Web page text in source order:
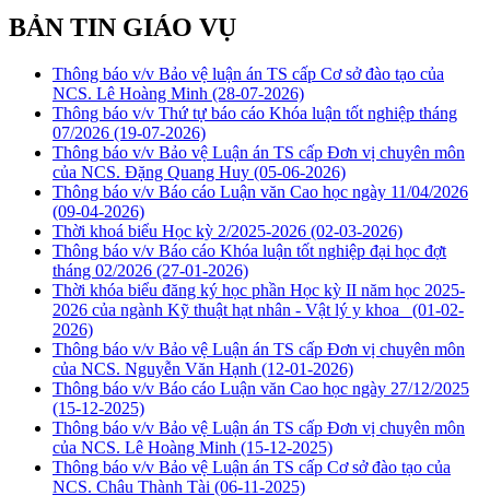
BẢN TIN GIÁO VỤ
Thông báo v/v Bảo vệ luận án TS cấp Cơ sở đào tạo của
NCS. Lê Hoàng Minh (28-07-2026)
Thông báo v/v Thứ tự báo cáo Khóa luận tốt nghiệp tháng
07/2026 (19-07-2026)
Thông báo v/v Bảo vệ Luận án TS cấp Đơn vị chuyên môn
của NCS. Đặng Quang Huy (05-06-2026)
Thông báo v/v Báo cáo Luận văn Cao học ngày 11/04/2026
(09-04-2026)
Thời khoá biểu Học kỳ 2/2025-2026 (02-03-2026)
Thông báo v/v Báo cáo Khóa luận tốt nghiệp đại học đợt
tháng 02/2026 (27-01-2026)
Thời khóa biểu đăng ký học phần Học kỳ II năm học 2025-
2026 của ngành Kỹ thuật hạt nhân - Vật lý y khoa (01-02-
2026)
Thông báo v/v Bảo vệ Luận án TS cấp Đơn vị chuyên môn
của NCS. Nguyễn Văn Hạnh (12-01-2026)
Thông báo v/v Báo cáo Luận văn Cao học ngày 27/12/2025
(15-12-2025)
Thông báo v/v Bảo vệ Luận án TS cấp Đơn vị chuyên môn
của NCS. Lê Hoàng Minh (15-12-2025)
Thông báo v/v Bảo vệ Luận án TS cấp Cơ sở đào tạo của
NCS. Châu Thành Tài (06-11-2025)